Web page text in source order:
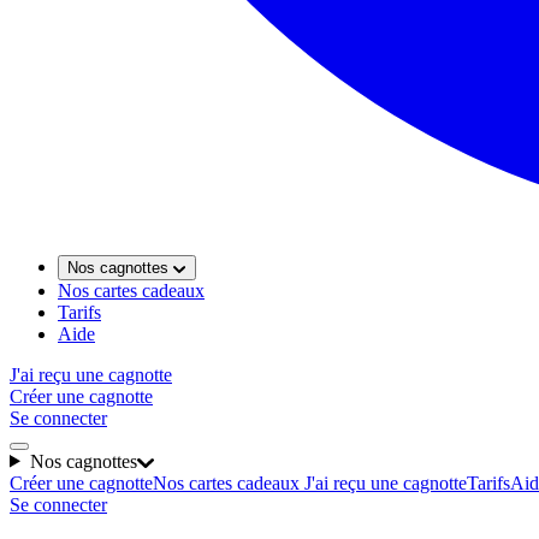
Nos cagnottes
Nos cartes cadeaux
Tarifs
Aide
J'ai reçu une cagnotte
Créer une cagnotte
Se connecter
Nos cagnottes
Créer une cagnotteNos cartes cadeaux J'ai reçu une cagnotteTarifs
Se connecter